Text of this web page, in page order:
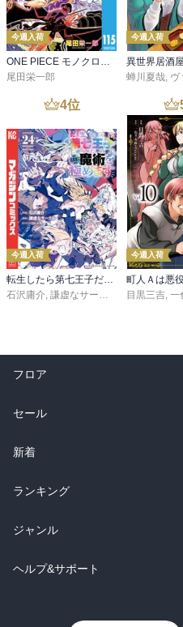
今週入荷
尾田栄一郎
今週入荷
蝉川夏哉 ヴァ
4位
今週入荷
転生したら第七王子だったので、気ままに魔術を極めます（２４）
石沢庸介, 謙虚なサークル メル。
今週入荷
目黒三吉, 一
フロア
総合
ラノベ
雑誌・グラビア
BL・TL
セール
総合
ラノベ
雑誌・グラビア
BL・TL
新着
総合
ラノベ
雑誌・グラビア
ランキング
総合
ラノベ
ジャンル
コミック
ヘルプ&サポート